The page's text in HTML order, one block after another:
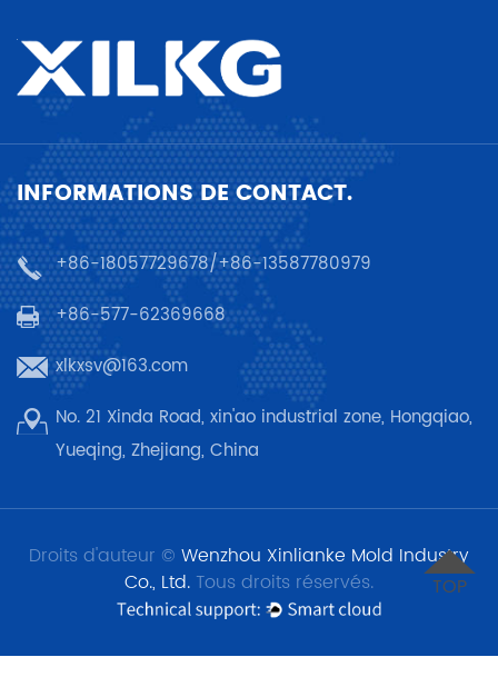
INFORMATIONS DE CONTACT.
+86-18057729678/+86-13587780979
+86-577-62369668
xlkxsv@163.com
No. 21 Xinda Road, xin'ao industrial zone, Hongqiao,
Yueqing, Zhejiang, China
Droits d'auteur © Wenzhou Xinlianke Mold Industry
Co., Ltd. Tous droits réservés. TOP